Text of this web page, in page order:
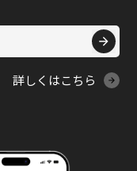
詳しくはこちら